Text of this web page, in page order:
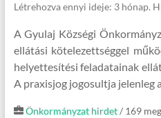
Létrehozva ennyi ideje: 3 hónap.
A Gyulaj Községi
ellátási kötelezettséggel
helyettesítési feladatainak
A praxisjog jogosultja jelenleg
Önkormányzat hirdet/ 169